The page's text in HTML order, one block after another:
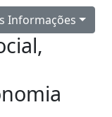
Informações